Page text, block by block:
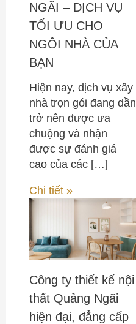
NGÃI – DỊCH VỤ
TỐI ƯU CHO
NGÔI NHÀ CỦA
BẠN
Hiện nay, dịch vụ xây
nhà trọn gói đang dần
trở nên được ưa
chuộng và nhận
được sự đánh giá
cao của các […]
Chi tiết »
Công ty thiết kế nội
thất Quảng Ngãi
hiện đại, đẳng cấp